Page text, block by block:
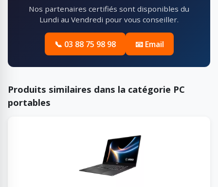
Nos partenaires certifiés sont disponibles du
Lundi au Vendredi pour vous conseiller.
📞 03 88 75 98 98 📧 Email
Produits similaires dans la catégorie PC
portables